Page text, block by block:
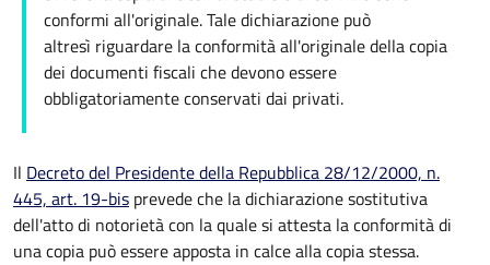
conformi all'originale. Tale dichiarazione può
altresì riguardare la conformità all'originale della copia
dei documenti fiscali che devono essere
obbligatoriamente conservati dai privati.
Il Decreto del Presidente della Repubblica 28/12/2000, n.
445, art. 19-bis prevede che la dichiarazione sostitutiva
dell'atto di notorietà con la quale si attesta la conformità di
una copia può essere apposta in calce alla copia stessa.